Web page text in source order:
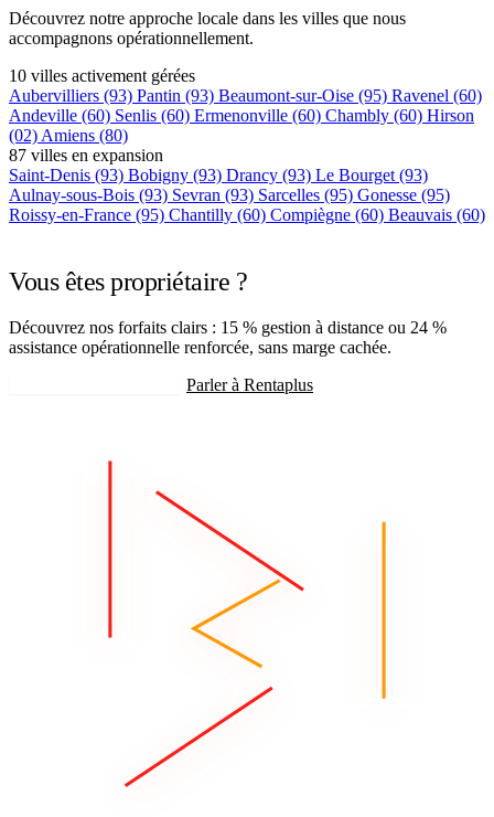
Découvrez notre approche locale dans les villes que nous
accompagnons opérationnellement.
10 villes activement gérées
Aubervilliers (93) Pantin (93) Beaumont-sur-Oise (95) Ravenel (60)
Andeville (60) Senlis (60) Ermenonville (60) Chambly (60) Hirson
(02) Amiens (80)
87 villes en expansion
Saint-Denis (93) Bobigny (93) Drancy (93) Le Bourget (93)
Aulnay-sous-Bois (93) Sevran (93) Sarcelles (95) Gonesse (95)
Roissy-en-France (95) Chantilly (60) Compiègne (60) Beauvais (60)
Vous êtes propriétaire ?
Découvrez nos forfaits clairs : 15 % gestion à distance ou 24 %
assistance opérationnelle renforcée, sans marge cachée.
Parler à Rentaplus